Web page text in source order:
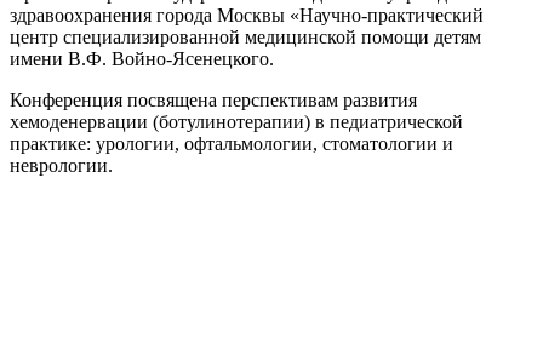
здравоохранения города Москвы «Научно-практический
центр специализированной медицинской помощи детям
имени В.Ф. Войно-Ясенецкого.
Конференция посвящена перспективам развития
хемоденервации (ботулинотерапии) в педиатрической
практике: урологии, офтальмологии, стоматологии и
неврологии.